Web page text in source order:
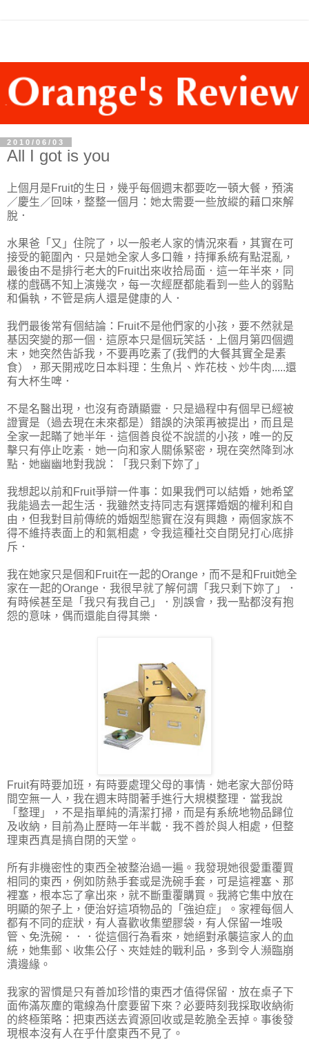
2010/06/03
All I got is you
上個月是Fruit的生日，幾乎每個週末都要吃一頓大餐，預演
／慶生／回味，整整一個月：她太需要一些放縱的藉口來解
脫．
水果爸「又」住院了，以一般老人家的情況來看，其實在可
接受的範圍內．只是她全家人多口雜，持揮系統有點混亂，
最後由不是排行老大的Fruit出來收拾局面．這一年半來，同
樣的戲碼不知上演幾次，每一次經歷都能看到一些人的弱點
和偏執，不管是病人還是健康的人．
我們最後常有個結論：Fruit不是他們家的小孩，要不然就是
基因突變的那一個．這原本只是個玩笑話．上個月第四個週
末，她突然告訴我，不要再吃素了(我們的大餐其實全是素
食），那天開戒吃日本料理：生魚片、炸花枝、炒牛肉.....還
有大杯生啤．
不是名醫出現，也沒有奇蹟顯靈．只是過程中有個早已經被
證實是（過去現在未來都是）錯誤的決策再被提出，而且是
全家一起瞞了她半年．這個善良從不說謊的小孩，唯一的反
擊只有停止吃素．她一向和家人關係緊密，現在突然降到冰
點．她幽幽地對我說：「我只剩下妳了」
我想起以前和Fruit爭辯一件事：如果我們可以結婚，她希望
我能過去一起生活．我雖然支持同志有選擇婚姻的權利和自
由，但我對目前傳統的婚姻型態實在沒有興趣，兩個家族不
得不維持表面上的和氣相處，令我這種社交自閉兒打心底排
斥．
我在她家只是個和Fruit在一起的Orange，而不是和Fruit她全
家在一起的Orange．我很早就了解何謂「我只剩下妳了」．
有時候甚至是「我只有我自己」．別誤會，我一點都沒有抱
怨的意味，偶而還能自得其樂．
Fruit有時要加班，有時要處理父母的事情．她老家大部份時
間空無一人，我在週末時間著手進行大規模整理．當我說
「整理」，不是指單純的清潔打掃，而是有系統地物品歸位
及收納，目前為止歷時一年半載．我不善於與人相處，但整
理東西真是搞自閉的天堂。
所有非機密性的東西全被整治過一遍。我發現她很愛重覆買
相同的東西，例如防熱手套或是洗碗手套，可是這裡塞、那
裡塞，根本忘了拿出來，就不斷重覆購買。我將它集中放在
明顯的架子上，便治好這項物品的「強迫症」。家裡每個人
都有不同的症狀，有人喜歡收集塑膠袋，有人保留一堆吸
管、免洗碗．．．從這個行為看來，她絕對承襲這家人的血
統，她集郵、收集公仔、夾娃娃的戰利品，多到令人瀕臨崩
潰邊緣。
我家的習慣是只有善加珍惜的東西才值得保留．放在桌子下
面佈滿灰塵的電線為什麼要留下來？必要時刻我採取收納術
的終極策略：把東西送去資源回收或是乾脆全丟掉。事後發
現根本沒有人在乎什麼東西不見了。